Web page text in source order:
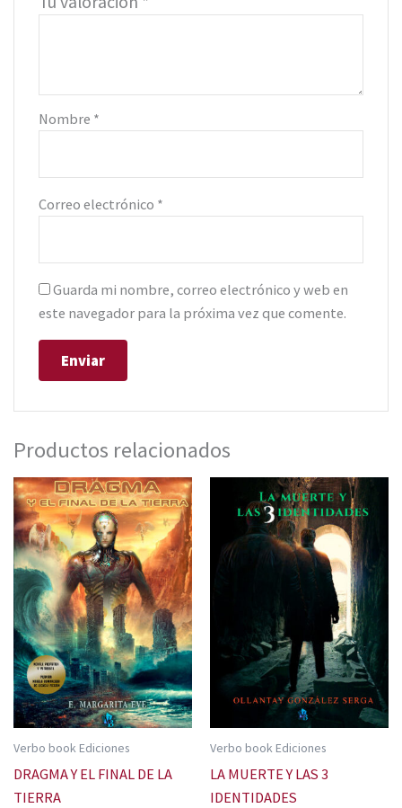
Nombre *
Correo electrónico *
Guarda mi nombre, correo electrónico y web en
este navegador para la próxima vez que comente.
Productos relacionados
Verbo book Ediciones
DRAGMA Y EL FINAL DE LA
TIERRA
Verbo book Ediciones
LA MUERTE Y LAS 3
IDENTIDADES